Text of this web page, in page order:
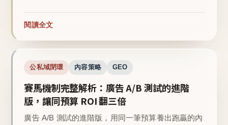
閱讀全文
公私域閉環 內容策略 GEO
賽馬機制完整解析：廣告 A/B 測試的進階
版，讓同預算 ROI 翻三倍
廣告 A/B 測試的進階版，用同一筆預算養出跑贏的內